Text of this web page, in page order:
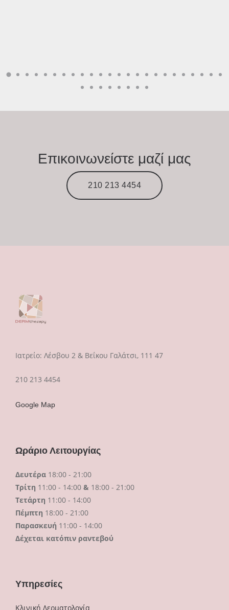
Επικοινωνείστε μαζί μας
210 213 4454
Ιατρείο: Λέσβου 2 & Βεΐκου Γαλάτσι, 111 47
210 213 4454
Google Map
Ωράριο Λειτουργίας
Δευτέρα 18:00 - 21:00
Τρίτη 11:00 - 14:00 & 18:00 - 21:00
Τετάρτη 11:00 - 14:00
Πέμπτη 18:00 - 21:00
Παρασκευή 11:00 - 14:00
Δέχεται κατόπιν ραντεβού
Υπηρεσίες
Κλινική Δερματολογία